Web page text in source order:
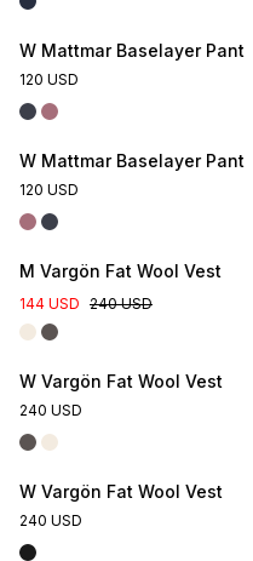
W Mattmar Baselayer Pant
120 USD
W Mattmar Baselayer Pant
120 USD
M Vargön Fat Wool Vest
144 USD 240 USD
W Vargön Fat Wool Vest
240 USD
W Vargön Fat Wool Vest
240 USD